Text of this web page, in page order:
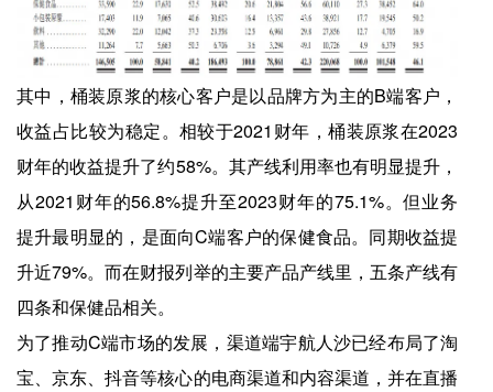
其中，桶装原浆的核心客户是以品牌方为主的B端客户，
收益占比较为稳定。相较于2021财年，桶装原浆在2023
财年的收益提升了约58%。其产线利用率也有明显提升，
从2021财年的56.8%提升至2023财年的75.1%。但业务
提升最明显的，是面向C端客户的保健食品。同期收益提
升近79%。而在财报列举的主要产品产线里，五条产线有
四条和保健品相关。
为了推动C端市场的发展，渠道端宇航人沙已经布局了淘
宝、京东、抖音等核心的电商渠道和内容渠道，并在直播